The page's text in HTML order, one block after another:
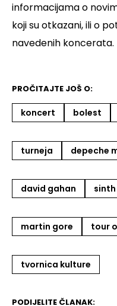
informacijama o
koji su otkazani, ili o
navedenih koncerata.
PROČITAJTE JOŠ O:
koncert bolest
turneja depeche
david gahan
martin gore tour
tvornica kulture
PODIJELITE ČLANAK: